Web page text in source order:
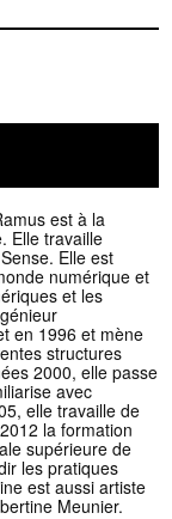
est à la
Elle travaille
Elle est
numérique et
et les
en 1996 et mène
structures
2000, elle passe
avec
elle travaille de
la formation
supérieure de
les pratiques
est aussi artiste
Meunier.